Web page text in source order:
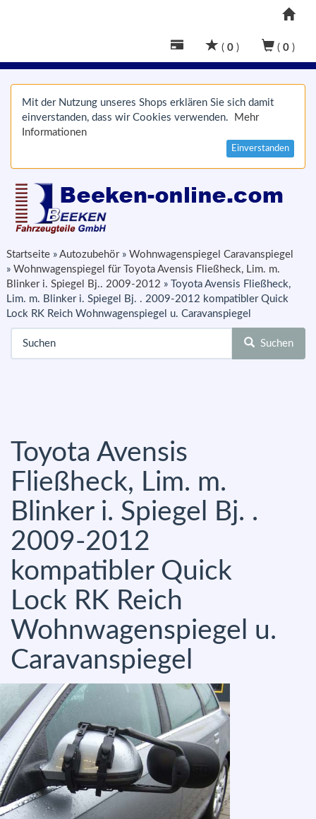
( 0 ) ( 0 )
Mit der Nutzung unseres Shops erklären Sie sich damit
einverstanden, dass wir Cookies verwenden.
Mehr
Informationen
Einverstanden
Startseite » Autozubehör» Wohnwagenspiegel Caravanspiegel
» Wohnwagenspiegel für Toyota Avensis Fließheck, Lim. m.
Blinker i. Spiegel Bj.. 2009-2012 »
Toyota Avensis Fließheck,
Lim. m. Blinker i. Spiegel Bj. . 2009-2012 kompatibler Quick
Lock RK Reich Wohnwagenspiegel u. Caravanspiegel
Suchen
Toyota Avensis
Fließheck, Lim. m.
Blinker i. Spiegel Bj. .
2009-2012
kompatibler Quick
Lock RK Reich
Wohnwagenspiegel u.
Caravanspiegel